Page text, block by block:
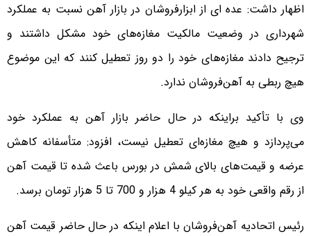
اظهار داشت: عده ای از ابزارفروشان در بازار آهن نسبت به عملکرد
شهرداری در وضعیت مالکیت مغازه‌های خود مشکل داشتند و
ترجیح دادند مغازه‌های خود را دو روز تعطیل کنند که این موضوع
هیچ ربطی به آهن‌فروشان ندارد.
وی با تأکید براینکه در حال حاضر بازار آهن به عملکرد خود
می‌پردازد و هیچ مغازه‌ای تعطیل نیست، افزود: متأسفانه کاهش
عرضه و قیمت‌های بالای شمش در بورس باعث شده تا قیمت آهن
از رقم واقعی خود به هر کیلو 4 هزار و 700 تا 5 هزار تومان برسد.
رئیس اتحادیه آهن‌فروشان با اعلام اینکه در حال حاضر قیمت آهن